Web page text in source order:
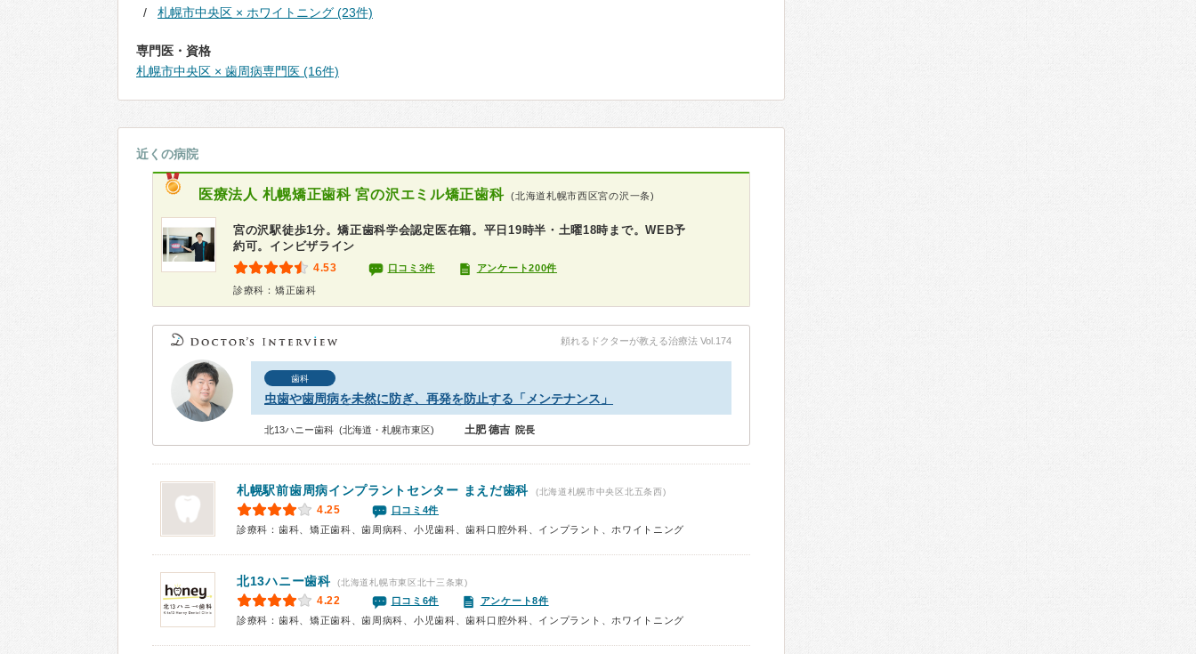
札幌市中央区 × ホワイトニング (23件)
専門医・資格
札幌市中央区 × 歯周病専門医 (16件)
近くの病院
医療法人 札幌矯正歯科宮の沢エミル矯正歯科 (北海道札幌市西区宮の沢一条)
宮の沢駅徒歩1分。矯正歯科学会認定医在籍。平日19時半・土曜18時まで。WEB予
約可。インビザライン
4.53 口コミ3件 アンケート200件
診療科：矯正歯科
頼れるドクターが教える治療法 Vol.174
歯科
虫歯や歯周病を未然に防ぎ、再発を防止する「メンテナンス」
北13ハニー歯科 (北海道・札幌市東区) 土肥 德吉 院長
札幌駅前歯周病インプラントセンター まえだ歯科 (北海道札幌市中央区北五条西)
4.25
口コミ4件
診療科：歯科、矯正歯科、歯周病科、小児歯科、歯科口腔外科、インプラント、ホワイトニング
北13ハニー歯科 (北海道札幌市東区北十三条東)
4.22 口コミ6件
アンケート8件
診療科：歯科、矯正歯科、歯周病科、小児歯科、歯科口腔外科、インプラント、ホワイトニング